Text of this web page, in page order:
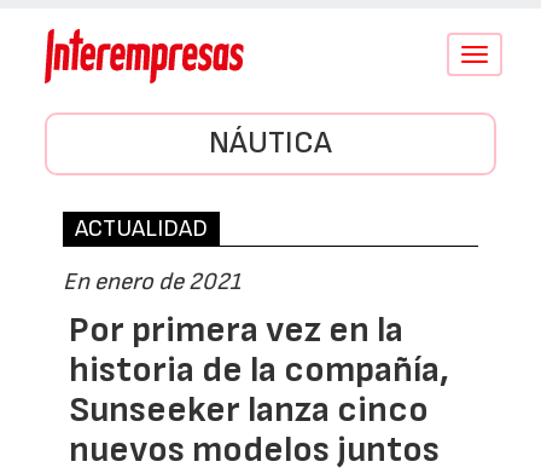
Conmutar
NÁUTICA
ACTUALIDAD
En enero de 2021
Por primera vez en la
historia de la compañía,
Sunseeker lanza cinco
nuevos modelos juntos